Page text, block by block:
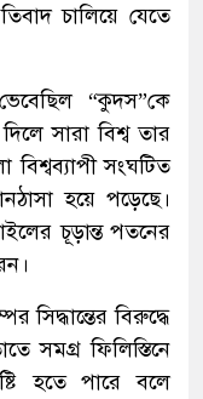
চালিয়ে যেতে
“কুদস”কে
সারা বিশ্ব তার
বিশ্বব্যাপী সংঘটিত
হয়ে পড়েছে।
চূড়ান্ত পতনের
সিদ্ধান্তের বিরুদ্ধে
সমগ্র ফিলিস্তিনে
হতে পারে বলে